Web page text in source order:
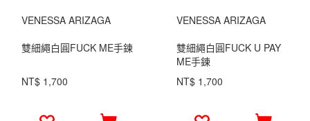
VENESSA ARIZAGA
雙細繩白圓FUCK ME手鍊
NT$ 1,700
VENESSA ARIZAGA
雙細繩白圓FUCK U PAY
ME手鍊
NT$ 1,700